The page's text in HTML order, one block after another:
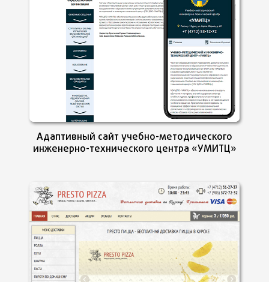
Адаптивный сайт учебно-методического
инженерно-технического центра «УМИТЦ»